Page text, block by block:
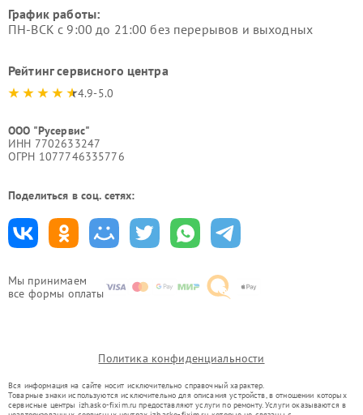
Мы принимаем
все формы оплаты
График работы:
ПН-ВСК с 9:00 до 21:00 без перерывов и выходных
Рейтинг сервисного центра
4.9-5.0
ООО "Русервис"
ИНН 7702633247
ОГРН 1077746335776
Поделиться в соц. сетях:
Политика конфиденциальности
Вся информация на сайте носит исключительно справочный характер.
Товарные знаки используются исключительно для описания устройств, в отношении которых
сервисные центры izh.asko-fixim.ru предоставляют услуги по ремонту. Услуги оказываются в